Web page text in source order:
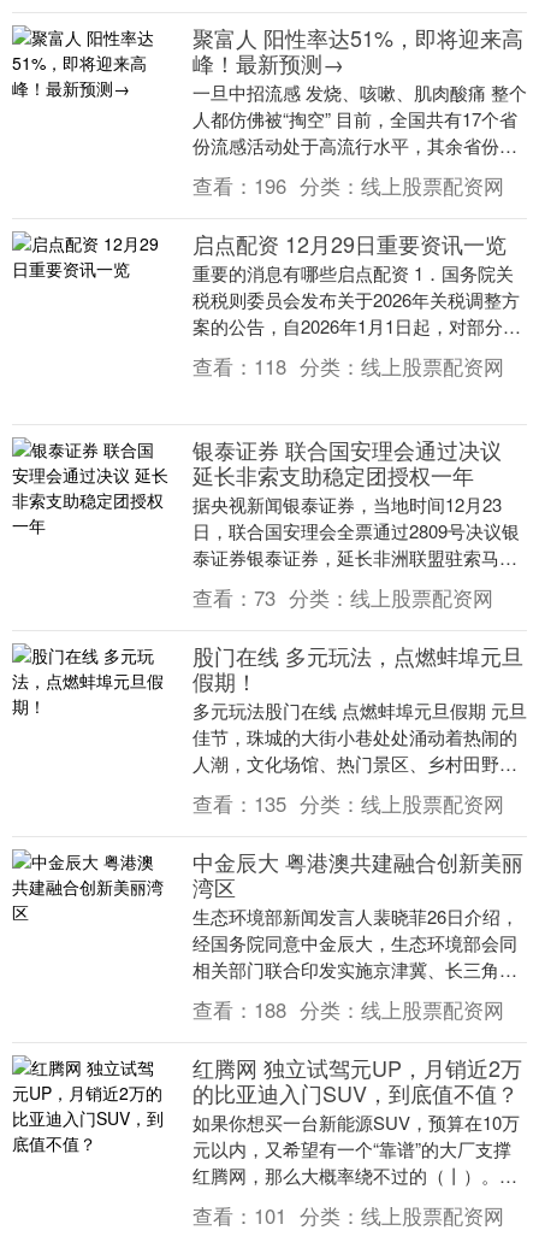
聚富人 阳性率达51%，即将迎来高
峰！最新预测→
一旦中招流感 发烧、咳嗽、肌肉酸痛 整个
人都仿佛被“掏空” 目前，全国共有17个省
份流感活动处于高流行水平，其余省份处
于中流行水平，门急诊就诊的流感样病例
患者中....
查看： 196 分类： 线上股票配资网
启点配资 12月29日重要资讯一览
重要的消息有哪些启点配资 1．国务院关
税税则委员会发布关于2026年关税调整方
案的公告，自2026年1月1日起，对部分商
品的进口关税税率和税目进行调整。其
中，继....
查看： 118 分类： 线上股票配资网
银泰证券 联合国安理会通过决议
延长非索支助稳定团授权一年
据央视新闻银泰证券，当地时间12月23
日，联合国安理会全票通过2809号决议银
泰证券银泰证券，延长非洲联盟驻索马里
支助稳定团（非索支助稳定团）授权一
年，至202....
查看： 73 分类： 线上股票配资网
股门在线 多元玩法，点燃蚌埠元旦
假期！
多元玩法股门在线 点燃蚌埠元旦假期 元旦
佳节，珠城的大街小巷处处涌动着热闹的
人潮，文化场馆、热门景区、乡村田野、
影院商圈齐发力，文化体验、山水乐趣、
田园浪漫、乡....
查看： 135 分类： 线上股票配资网
中金辰大 粤港澳共建融合创新美丽
湾区
生态环境部新闻发言人裴晓菲26日介绍，
经国务院同意中金辰大，生态环境部会同
相关部门联合印发实施京津冀、长三角、
粤港澳大湾区三大区域美丽中国先行区建
设行动方案。 ....
查看： 188 分类： 线上股票配资网
红腾网 独立试驾元UP，月销近2万
的比亚迪入门SUV，到底值不值？
如果你想买一台新能源SUV，预算在10万
元以内，又希望有一个“靠谱”的大厂支撑
红腾网，那么大概率绕不过的（丨）。目
前也是月销将近两万台的存在，相信很多
人都是被它....
查看： 101 分类： 线上股票配资网